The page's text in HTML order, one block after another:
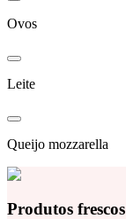
Ovos
Leite
Queijo mozzarella
Produtos frescos